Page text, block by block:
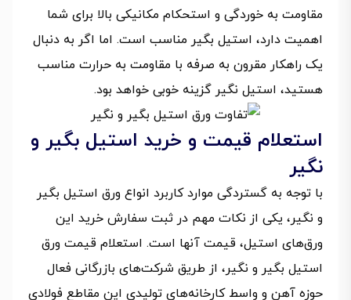
مقاومت به خوردگی و استحکام مکانیکی بالا برای شما
اهمیت دارد، استیل بگیر مناسب است. اما اگر به دنبال
یک راهکار مقرون به صرفه با مقاومت به حرارت مناسب
هستید، استیل نگیر گزینه خوبی خواهد بود.
استعلام قیمت و خرید استیل بگیر و
نگیر
با توجه به گستردگی موارد کاربرد انواع ورق استیل بگیر
و نگیر، یکی از نکات مهم در ثبت سفارش خرید این
ورق‌های استیل، قیمت آنها است. استعلام قیمت ورق
استیل بگیر و نگیر، از طریق شرکت‌های بازرگانی فعال
حوزه آهن و واسط کارخانه‌های تولیدی این مقاطع فولادی